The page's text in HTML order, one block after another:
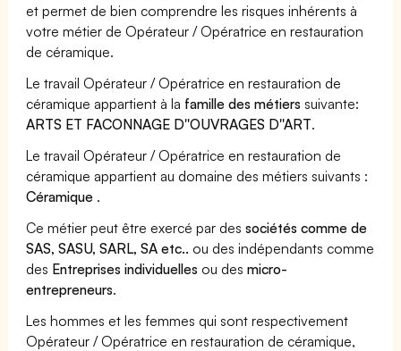
et permet de bien comprendre les risques inhérents à
votre métier de Opérateur / Opératrice en restauration
de céramique.
Le travail Opérateur / Opératrice en restauration de
céramique appartient à la famille des métiers suivante:
ARTS ET FACONNAGE D''OUVRAGES D''ART.
Le travail Opérateur / Opératrice en restauration de
céramique appartient au domaine des métiers suivants :
Céramique .
Ce métier peut être exercé par dessociétés comme de
SAS, SASU, SARL, SA etc.. ou des indépendants comme
des Entreprises individuelles ou desmicro-
entrepreneurs.
Les hommes et les femmes qui sont respectivement
Opérateur / Opératrice en restauration de céramique,